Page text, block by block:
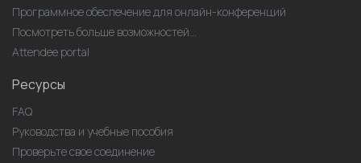
Программное обеспечение для онлайн-конференций
Посмотреть больше возможностей...
Attendee portal
Ресурсы
FAQ
Руководства и учебные пособия
Проверьте свое соединение